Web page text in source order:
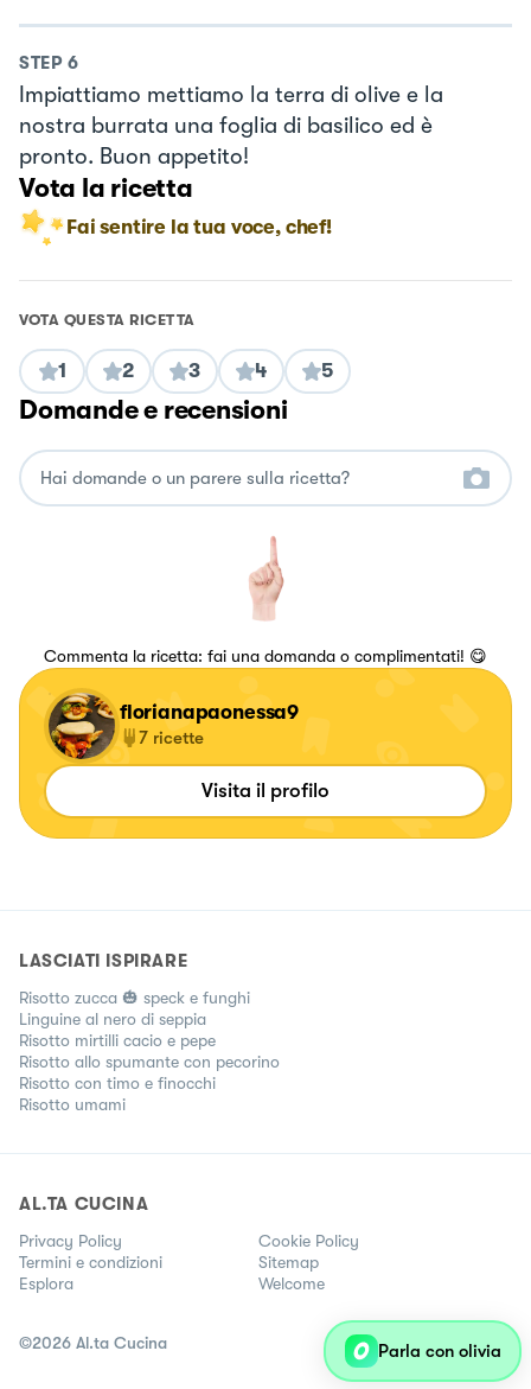
STEP 6
Impiattiamo mettiamo la terra di olive e la
nostra burrata una foglia di basilico ed è
pronto. Buon appetito!
Vota la ricetta
Fai sentire la tua voce, chef!
VOTA QUESTA RICETTA
1 2 3 4 5
Domande e recensioni
Commenta la ricetta: fai una domanda o complimentati! 😋
florianapaonessa9
7 ricette
Visita il profilo
LASCIATI ISPIRARE
Risotto zucca 🎃 speck e funghi
Linguine al nero di seppia
Risotto mirtilli cacio e pepe
Risotto allo spumante con pecorino
Risotto con timo e finocchi
Risotto umami
AL.TA CUCINA
Privacy Policy
Cookie Policy
Termini e condizioni
Sitemap
Esplora
Welcome
©2026 Al.ta Cucina Parla con olivia